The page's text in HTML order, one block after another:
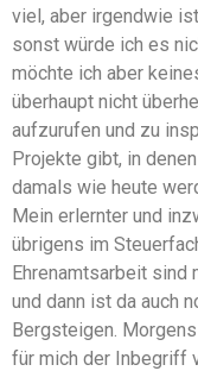
viel, aber irgendwie
sonst würde ich es
möchte ich aber
überhaupt nicht
aufzurufen und zu
Projekte gibt, in
damals wie heute
Mein erlernter und
übrigens im
Ehrenamtsarbeit sind
und dann ist da auch
Bergsteigen.
für mich der Inbegriff